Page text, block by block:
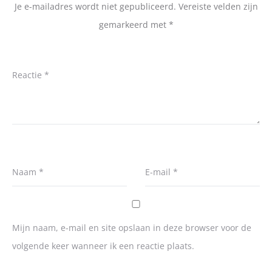
Je e-mailadres wordt niet gepubliceerd. Vereiste velden zijn
gemarkeerd met *
Reactie *
Naam * E-mail *
Mijn naam, e-mail en site opslaan in deze browser voor de
volgende keer wanneer ik een reactie plaats.